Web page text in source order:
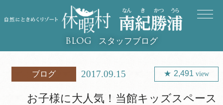
BLOG スタッフブログ
ブログ 2017.09.15 2,491view
お子様に大人気！当館キッズスペース